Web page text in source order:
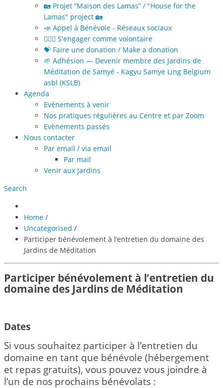
🏡 Projet “Maison des Lamas” / "House for the
Lamas" project 🏡
📣 Appel à Bénévole - Réseaux sociaux
🙋🏻‍♀️ S'engager comme volontaire
💝 Faire une donation / Make a donation
🌱 Adhésion — Devenir membre des Jardins de
Méditation de Samyé - Kagyu Samye Ling Belgium
asbl (KSLB)
Agenda
Evènements à venir
Nos pratiques régulières au Centre et par Zoom
Evènements passés
Nous contacter
Par email / via email
Par mail
Venir aux Jardins
Search
Home /
Uncategorised /
Participer bénévolement à l’entretien du domaine des
Jardins de Méditation
Participer bénévolement à l’entretien du
domaine des Jardins de Méditation
Dates
Si vous souhaitez participer à l’entretien du
domaine en tant que bénévole (hébergement
et repas gratuits), vous pouvez vous joindre à
l’un de nos prochains bénévolats :